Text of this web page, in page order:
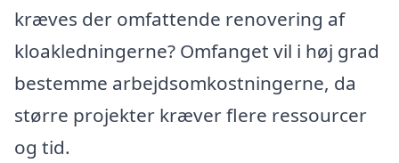
kræves der omfattende renovering af
kloakledningerne? Omfanget vil i høj grad
bestemme arbejdsomkostningerne, da
større projekter kræver flere ressourcer
og tid.